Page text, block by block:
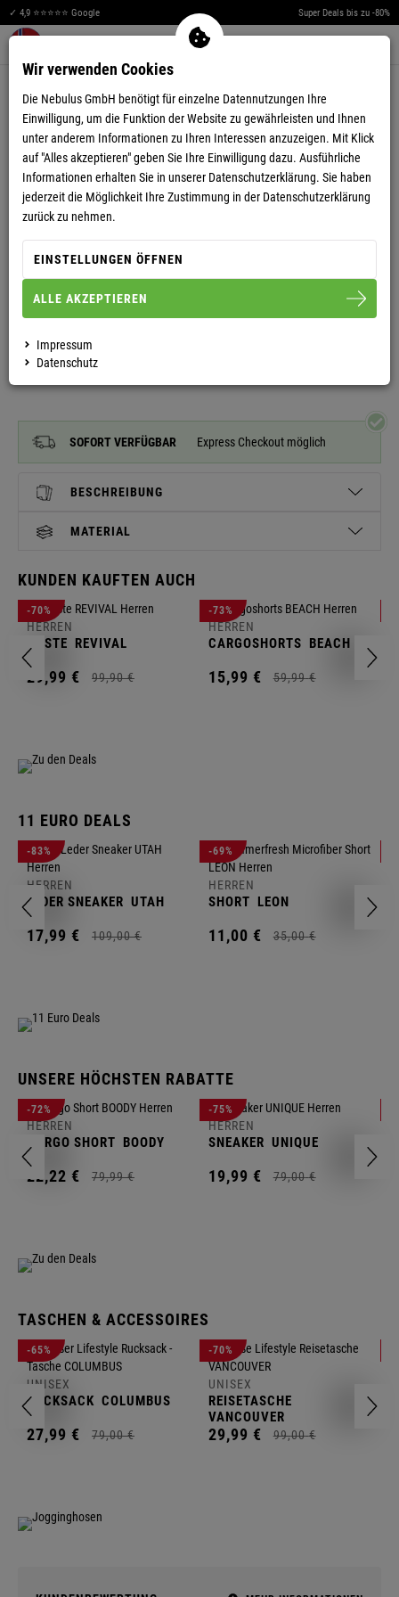
✓ 4,9 ⭐⭐⭐⭐⭐ Google Super Deals bis zu -80%
Warenkorb aufklappen
SUMMERFRESH POLOSHIRT KEYS HERREN
SOFORT VERFÜGBAR Express Checkout möglich
BESCHREIBUNG
MATERIAL
KUNDEN KAUFTEN AUCH
-70%
HERREN
WESTE REVIVAL
29,99 € 99,90 €
-73%
HERREN
CARGOSHORTS BEACH
15,99 € 59,99 €
11 EURO DEALS
-83%
HERREN
LEDER SNEAKER UTAH
17,99 € 109,00 €
-69%
HERREN
SHORT LEON
11,00 € 35,00 €
UNSERE HÖCHSTEN RABATTE
-72%
HERREN
CARGO SHORT BOODY
22,22 € 79,99 €
-75%
HERREN
SNEAKER UNIQUE
19,99 € 79,00 €
TASCHEN & ACCESSOIRES
-65%
UNISEX
RUCKSACK COLUMBUS
27,99 € 79,00 €
-70%
UNISEX
REISETASCHE
VANCOUVER
29,99 € 99,00 €
Wir verwenden Cookies
Die Nebulus GmbH benötigt für einzelne Datennutzungen Ihre
Einwilligung, um die Funktion der Website zu gewährleisten und Ihnen
unter anderem Informationen zu Ihren Interessen anzuzeigen. Mit Klick
auf "Alles akzeptieren" geben Sie Ihre Einwilligung dazu. Ausführliche
Informationen erhalten Sie in unserer Datenschutzerklärung. Sie haben
jederzeit die Möglichkeit Ihre Zustimmung in der Datenschutzerklärung
zurück zu nehmen.
EINSTELLUNGEN ÖFFNEN
ALLE AKZEPTIEREN
Impressum
Datenschutz